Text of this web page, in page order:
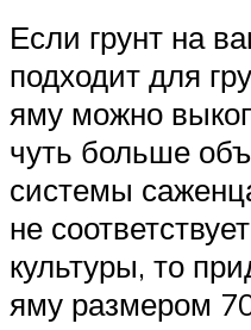
Если грунт на
подходит для
яму можно
чуть больше
системы
не
культуры, то
яму размером